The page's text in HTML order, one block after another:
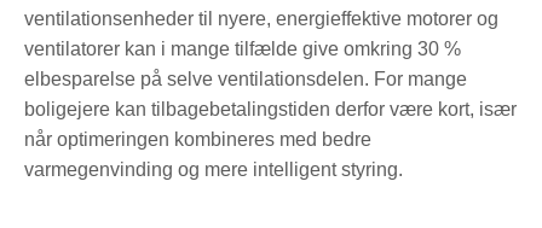
ventilationsenheder til nyere, energieffektive motorer og
ventilatorer kan i mange tilfælde give omkring 30 %
elbesparelse på selve ventilationsdelen. For mange
boligejere kan tilbagebetalingstiden derfor være kort, især
når optimeringen kombineres med bedre
varmegenvinding og mere intelligent styring.